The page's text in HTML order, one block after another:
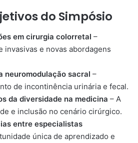
do Simpósio
em cirurgia colorretal –
invasivas e novas abordagens
neuromodulação sacral –
de incontinência urinária e fecal.
da diversidade na medicina – A
e inclusão no cenário cirúrgico.
entre especialistas
única de aprendizado e